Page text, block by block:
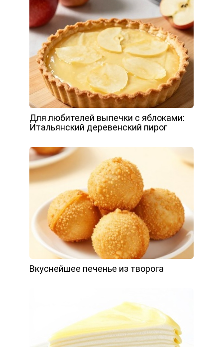
Для любителей выпечки с яблоками:
Итальянский деревенский пирог
Вкуснейшее печенье из творога